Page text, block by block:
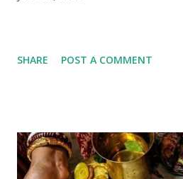
SHARE POST A COMMENT